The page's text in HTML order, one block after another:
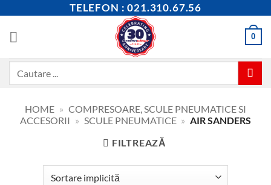
content
TELEFON : 021.310.67.56
0
HOME » COMPRESOARE, SCULE PNEUMATICE SI
ACCESORII » SCULE PNEUMATICE » AIR SANDERS
FILTREAZĂ